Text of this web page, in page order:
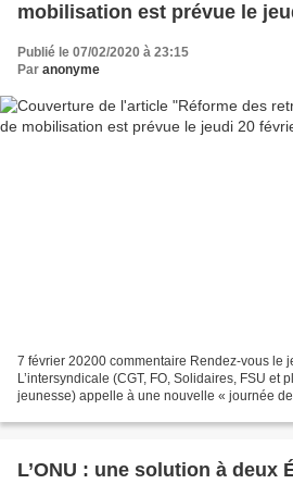
mobilisation est prévue le
Publié le 07/02/2020 à 23:15
Par anonyme
7 février 20200 commentaire Rendez-vous le
L’intersyndicale (CGT, FO, Solidaires, FSU et
jeunesse) appelle à une nouvelle « journée de
L’ONU : une solution à deux